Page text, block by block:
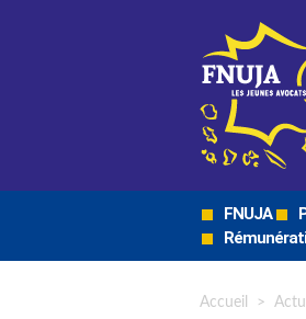
FNUJA
Accueil >